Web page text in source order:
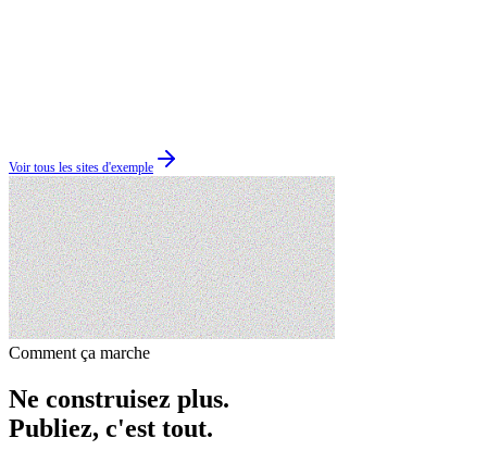
Voir tous les sites d'exemple
Comment ça marche
Ne construisez plus.
Publiez, c'est tout.